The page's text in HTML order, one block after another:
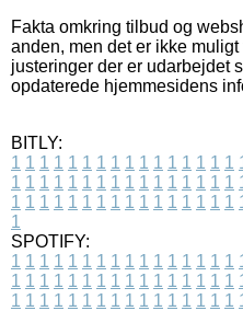
Fakta omkring tilbud og
anden, men det er ikke
justeringer der er udarbejdet
opdaterede hjemmesidens
BITLY:
1 1 1 1 1 1 1 1 1 1 1 1 1 1 1 1
1 1 1 1 1 1 1 1 1 1 1 1 1 1 1 1
1 1 1 1 1 1 1 1 1 1 1 1 1 1 1 1
1
SPOTIFY:
1 1 1 1 1 1 1 1 1 1 1 1 1 1 1 1
1 1 1 1 1 1 1 1 1 1 1 1 1 1 1 1
1 1 1 1 1 1 1 1 1 1 1 1 1 1 1 1